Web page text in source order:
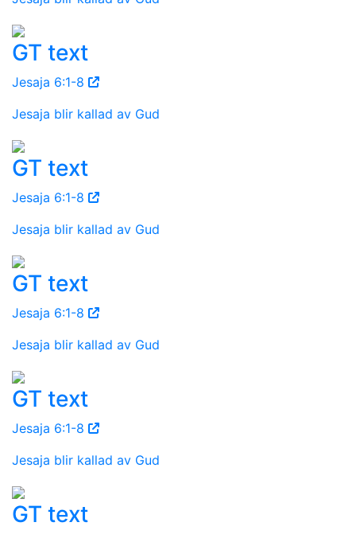
GT text
Jesaja 6:1-8
Jesaja blir kallad av Gud
GT text
Jesaja 6:1-8
Jesaja blir kallad av Gud
GT text
Jesaja 6:1-8
Jesaja blir kallad av Gud
GT text
Jesaja 6:1-8
Jesaja blir kallad av Gud
GT text